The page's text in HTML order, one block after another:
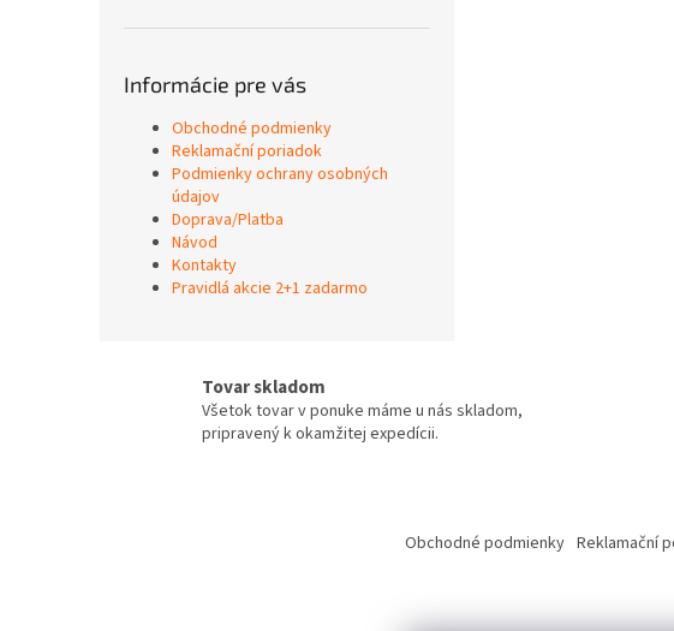
Informácie pre vás
Obchodné podmienky
Reklamační poriadok
Podmienky ochrany osobných
údajov
Doprava/Platba
Návod
Kontakty
Pravidlá akcie 2+1 zadarmo
Tovar skladom
Všetok tovar v ponuke máme u nás skladom,
pripravený k okamžitej expedícii.
Obchodné podmienky Reklamační